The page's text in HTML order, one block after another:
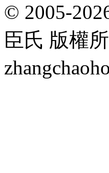
© 2005-
臣氏 版權